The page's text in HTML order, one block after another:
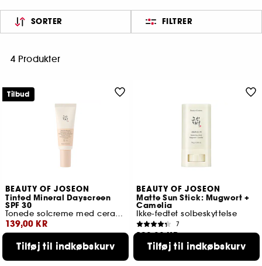
SORTER FILTRER
4 Produkter
BEAUTY OF JOSEON
Tinted Mineral Dayscreen
SPF 30
Tonede solcreme med ceramider
139,00 KR
Laveste pris : 179,00 KR
-22.4%
10 størrelser tilgængelige
Tilføj til indkøbskurv
Tilbud
BEAUTY OF JOSEON
Matte Sun Stick: Mugwort +
Camelia
Ikke-fedtet solbeskyttelse
7
129,00 KR
Tilføj til indkøbskurv